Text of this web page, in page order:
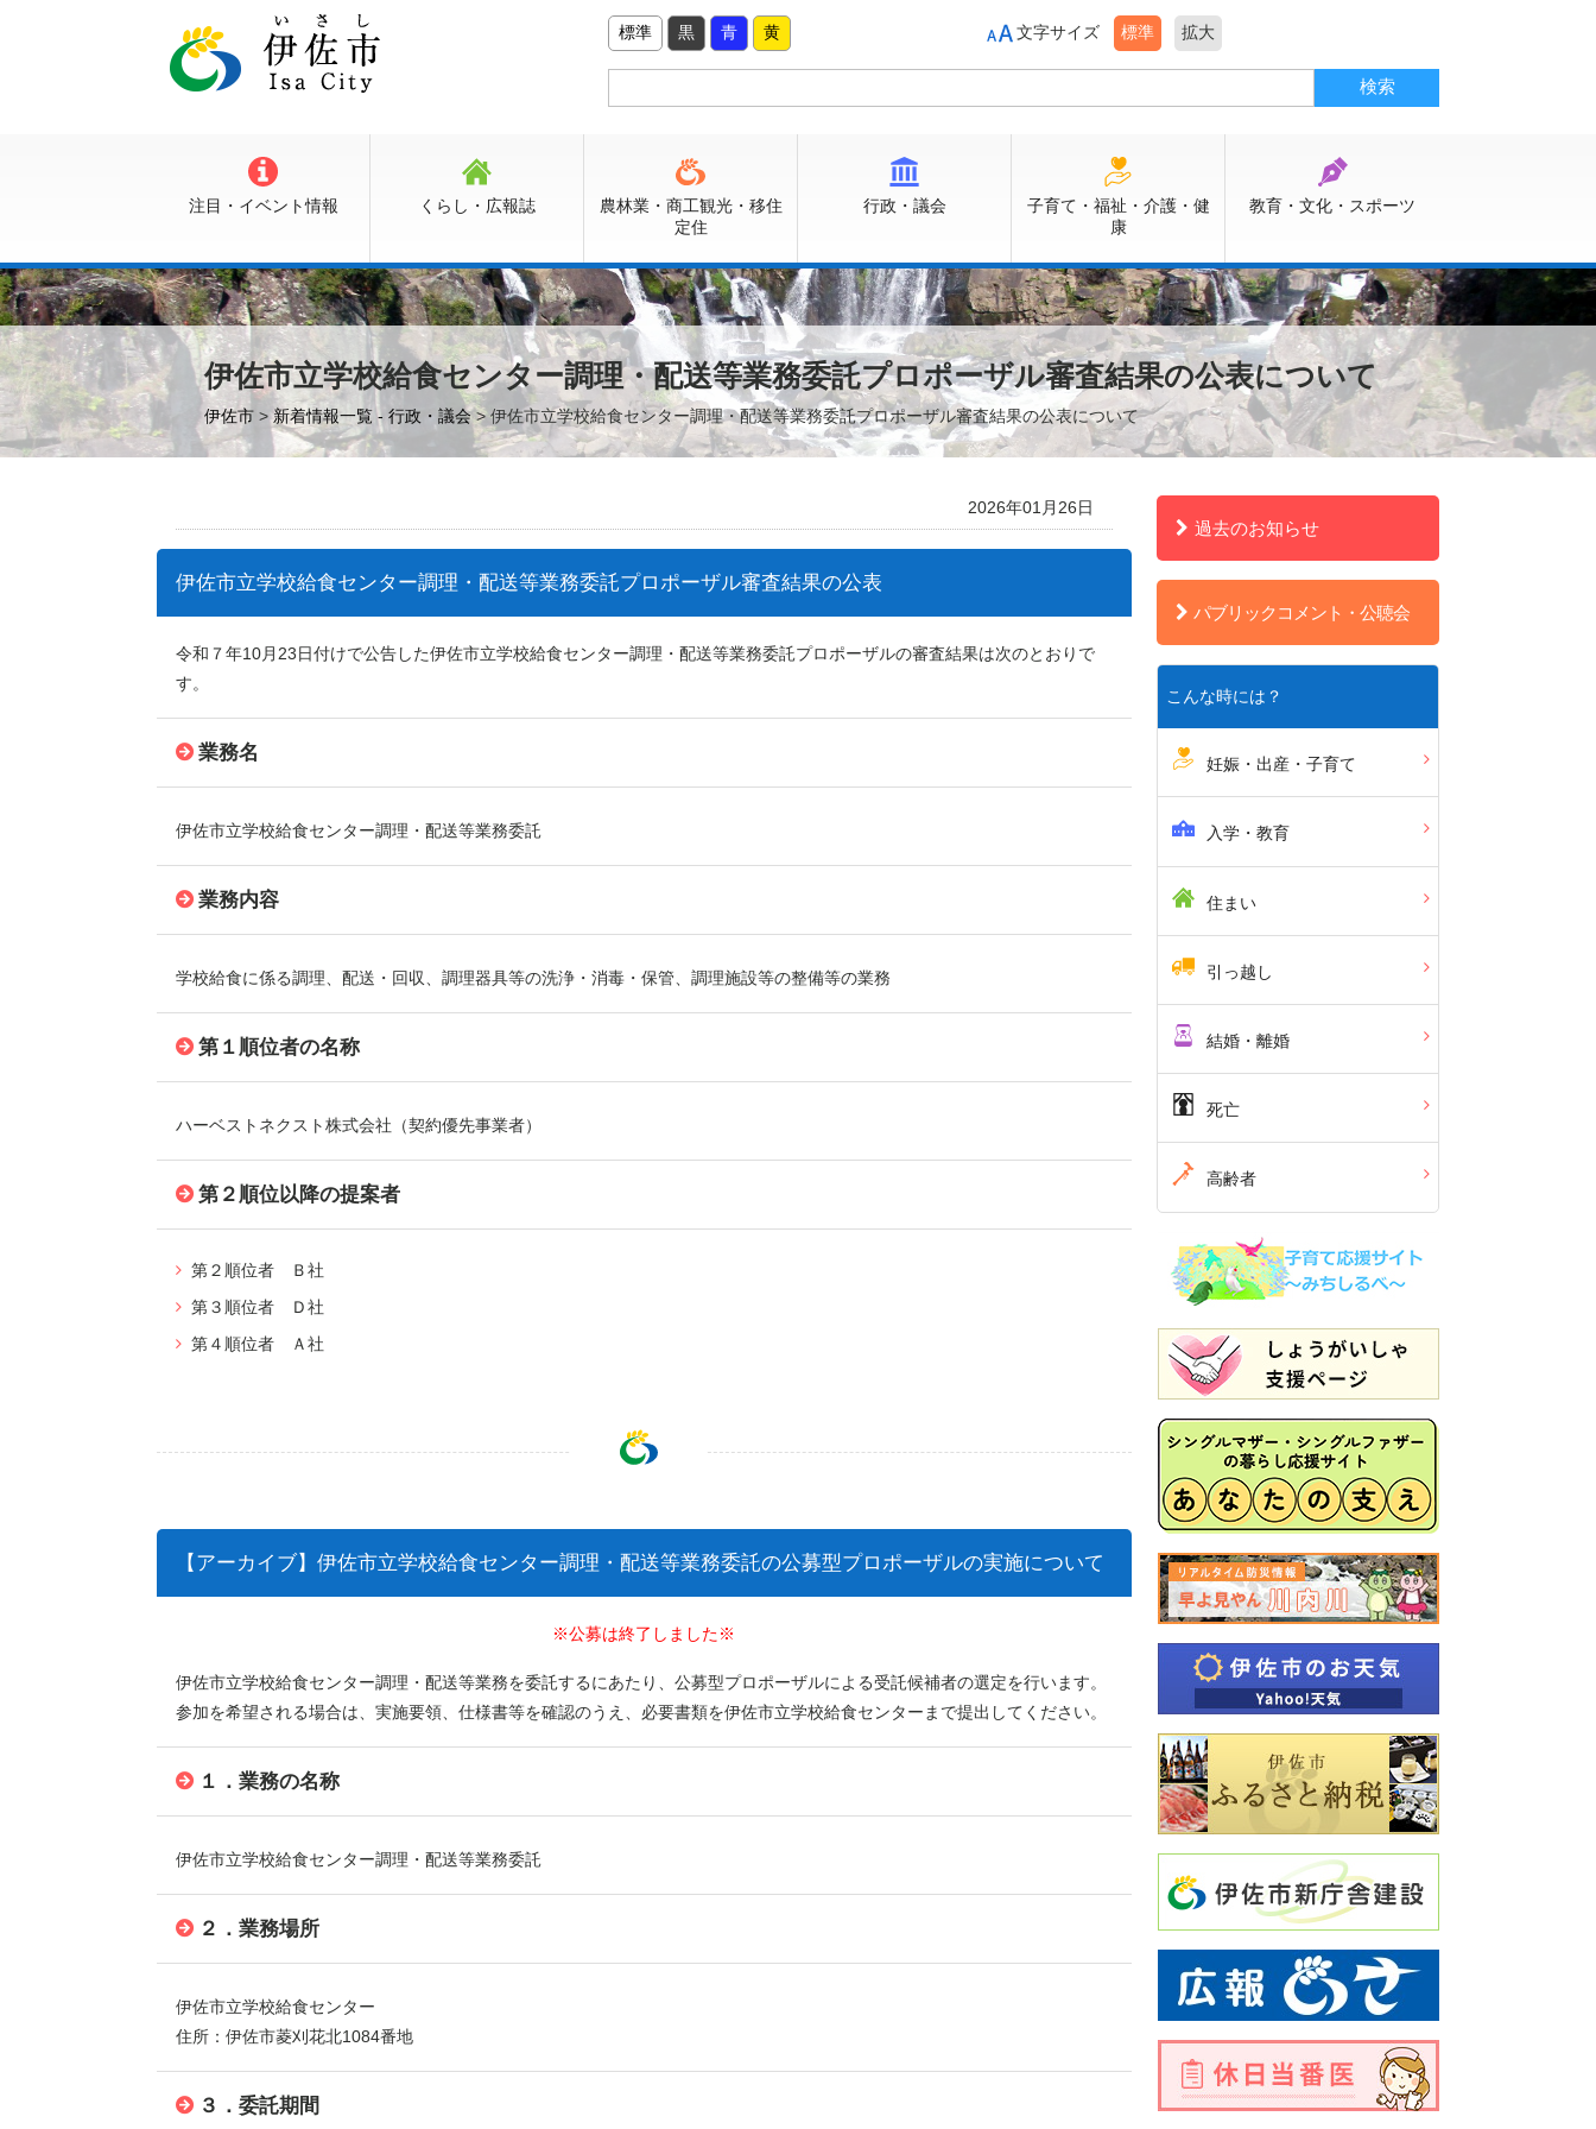
標準 黒 青 黄 文字サイズ 標準 拡大
注目・イベント情報 くらし・広報誌
農林業・商工観光・移住
定住
行政・議会
子育て・福祉・介護・健
康
教育・文化・スポーツ
伊佐市立学校給食センター調理・配送等業務委託プロポーザル審査結果の公表について
伊佐市 >新着情報一覧 - 行政・議会> 伊佐市立学校給食センター調理・配送等業務委託プロポーザル審査結果の公表について
2026年01月26日
伊佐市立学校給食センター調理・配送等業務委託プロポーザル審査結果の公表
令和７年10月23日付けで公告した伊佐市立学校給食センター調理・配送等業務委託プロポーザルの審査結果は次のとおりで
す。
業務名
伊佐市立学校給食センター調理・配送等業務委託
業務内容
学校給食に係る調理、配送・回収、調理器具等の洗浄・消毒・保管、調理施設等の整備等の業務
第１順位者の名称
ハーベストネクスト株式会社（契約優先事業者）
第２順位以降の提案者
第２順位者 Ｂ社
第３順位者 Ｄ社
第４順位者 Ａ社
【アーカイブ】伊佐市立学校給食センター調理・配送等業務委託の公募型プロポーザルの実施について
※公募は終了しました※
伊佐市立学校給食センター調理・配送等業務を委託するにあたり、公募型プロポーザルによる受託候補者の選定を行います。
参加を希望される場合は、実施要領、仕様書等を確認のうえ、必要書類を伊佐市立学校給食センターまで提出してください。
１．業務の名称
伊佐市立学校給食センター調理・配送等業務委託
２．業務場所
伊佐市立学校給食センター
住所：伊佐市菱刈花北1084番地
３．委託期間
過去のお知らせ
パブリックコメント・公聴会
こんな時には？
妊娠・出産・子育て
入学・教育
住まい
引っ越し
結婚・離婚
死亡
高齢者